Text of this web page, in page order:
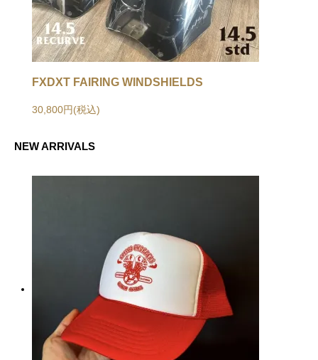
FXDXT FAIRING WINDSHIELDS
30,800円(税込)
NEW ARRIVALS